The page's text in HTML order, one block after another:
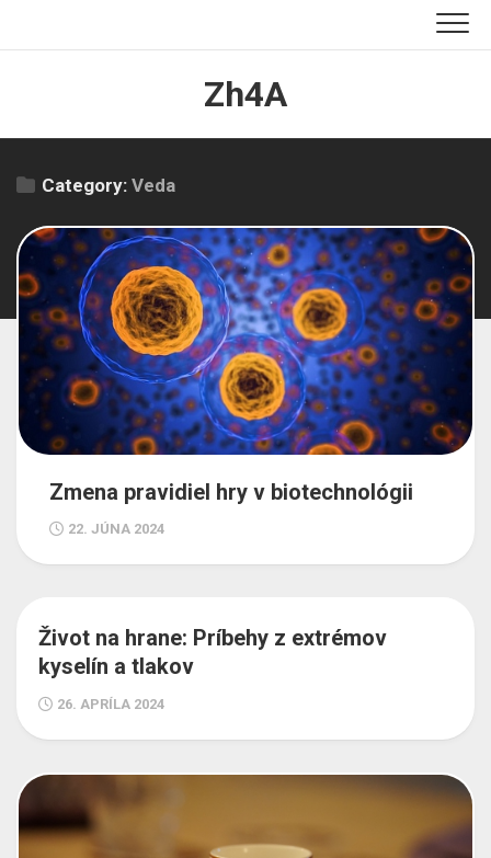
Zh4A
Category: Veda
Zmena pravidiel hry v biotechnológii
22. JÚNA 2024
Život na hrane: Príbehy z extrémov
kyselín a tlakov
26. APRÍLA 2024